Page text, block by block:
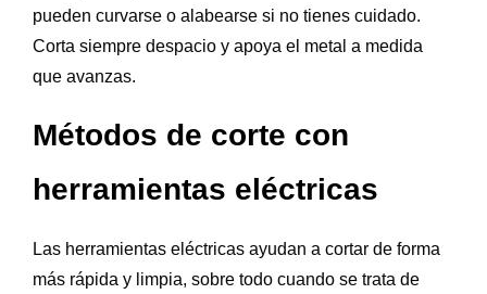
pueden curvarse o alabearse si no tienes cuidado.
Corta siempre despacio y apoya el metal a medida
que avanzas.
Métodos de corte con
herramientas eléctricas
Las herramientas eléctricas ayudan a cortar de forma
más rápida y limpia, sobre todo cuando se trata de